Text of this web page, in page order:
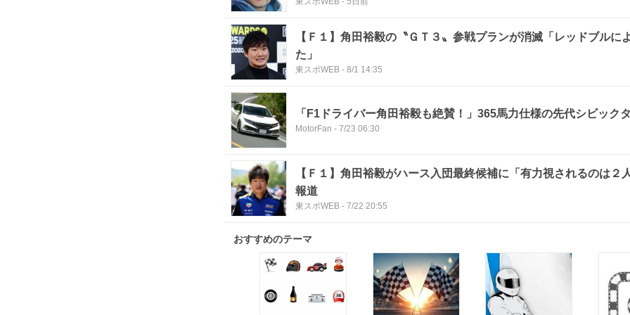
【Ｆ１】角田裕毅の〝ＧＴ３〟参戦プランが消滅「レッドブルに
た」
東スポWEB - 8/1 14:35
「F1ドライバー角田裕毅も絶賛！」365馬力仕様の先代シビック
MotorFan - 7/23 06:30
【Ｆ１】角田裕毅がハース入団最終候補に「有力視されるのは２
報道
東スポWEB - 7/22 20:55
おすすめのテーマ